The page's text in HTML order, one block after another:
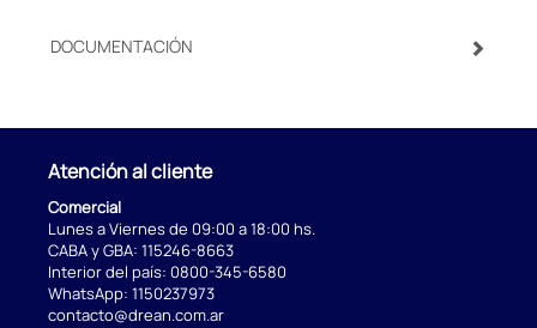
DOCUMENTACIÓN
Atención al cliente
Comercial
Lunes a Viernes de 09:00 a 18:00 hs.
CABA y GBA: 115246-8663
Interior del país: 0800-345-6580
WhatsApp: 1150237973
contacto@drean.com.ar